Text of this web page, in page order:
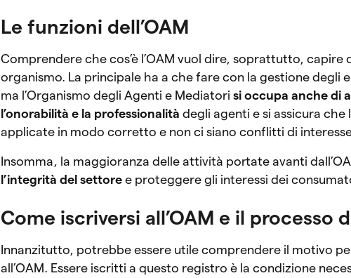
Le funzioni dell’OAM
Comprendere che cos’è l’OAM vuol dire, soprattutto, capire
organismo. La principale ha a che fare con la gestione degli
ma l’Organismo degli Agenti e Mediatori si occupa anche di
l’onorabilità e la professionalità degli agenti e si assicura
applicate in modo corretto e non ci siano conflitti di
Insomma, la maggioranza delle attività portate avanti
l’integrità del settore e proteggere gli interessi dei
Come iscriversi all’OAM e il processo
Innanzitutto, potrebbe essere utile comprendere il motivo
all’OAM. Essere iscritti a questo registro è la condizione